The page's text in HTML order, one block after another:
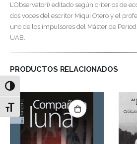
Alternar alto contraste
Alternar tamaño de letra
L’Observatori) editado según criterios de
dos voces del escritor Miqui Otero y el
uno de los impulsores del Máster de
UAB.
PRODUCTOS RELACIONADOS